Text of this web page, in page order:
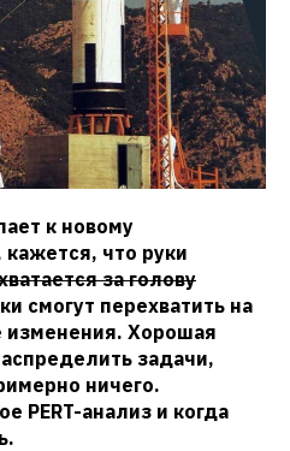
к новому
что руки
за голову
смогут перехватить на
изменения. Хорошая
задачи,
ничего.
PERT-анализ и когда